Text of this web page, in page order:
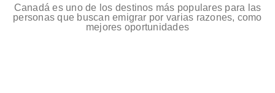
Canadá es uno de los destinos más populares para las
personas que buscan emigrar por varias razones, como
mejores oportunidades